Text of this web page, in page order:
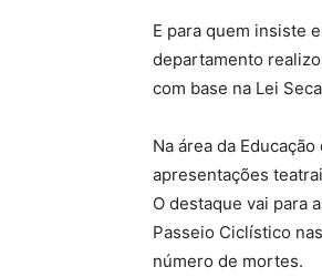
E para quem insiste
departamento
com base na Lei
Na área da
apresentações
O destaque vai para
Passeio Ciclístico
número de mortes.